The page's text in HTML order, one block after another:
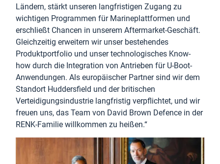
Ländern, stärkt unseren langfristigen Zugang zu
wichtigen Programmen für Marineplattformen und
erschließt Chancen in unserem Aftermarket-Geschäft.
Gleichzeitig erweitern wir unser bestehendes
Produktportfolio und unser technologisches Know-
how durch die Integration von Antrieben für U-Boot-
Anwendungen. Als europäischer Partner sind wir dem
Standort Huddersfield und der britischen
Verteidigungsindustrie langfristig verpflichtet, und wir
freuen uns, das Team von David Brown Defence in der
RENK-Familie willkommen zu heißen.“